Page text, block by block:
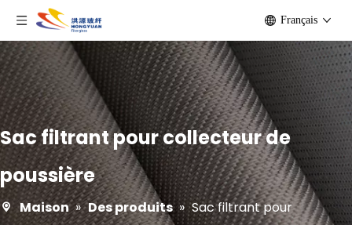
Français
Sac filtrant pour collecteur de
poussière
Maison » Des produits » Sac filtrant pour